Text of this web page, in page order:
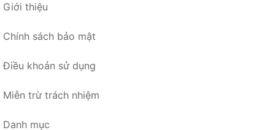
Giới thiệu
Chính sách bảo mật
Điều khoản sử dụng
Miễn trừ trách nhiệm
Danh mục